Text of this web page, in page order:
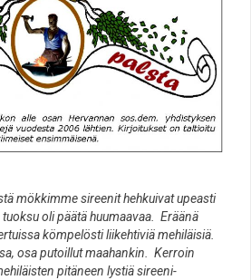
mökkimme sireenit hehkuivat upeasti
oli päätä huumaavaa. Eräänä
kömpelösti liikehtiviä mehiläisiä.
osa putoillut maahankin. Kerroin
pitäneen lystiä sireeni-